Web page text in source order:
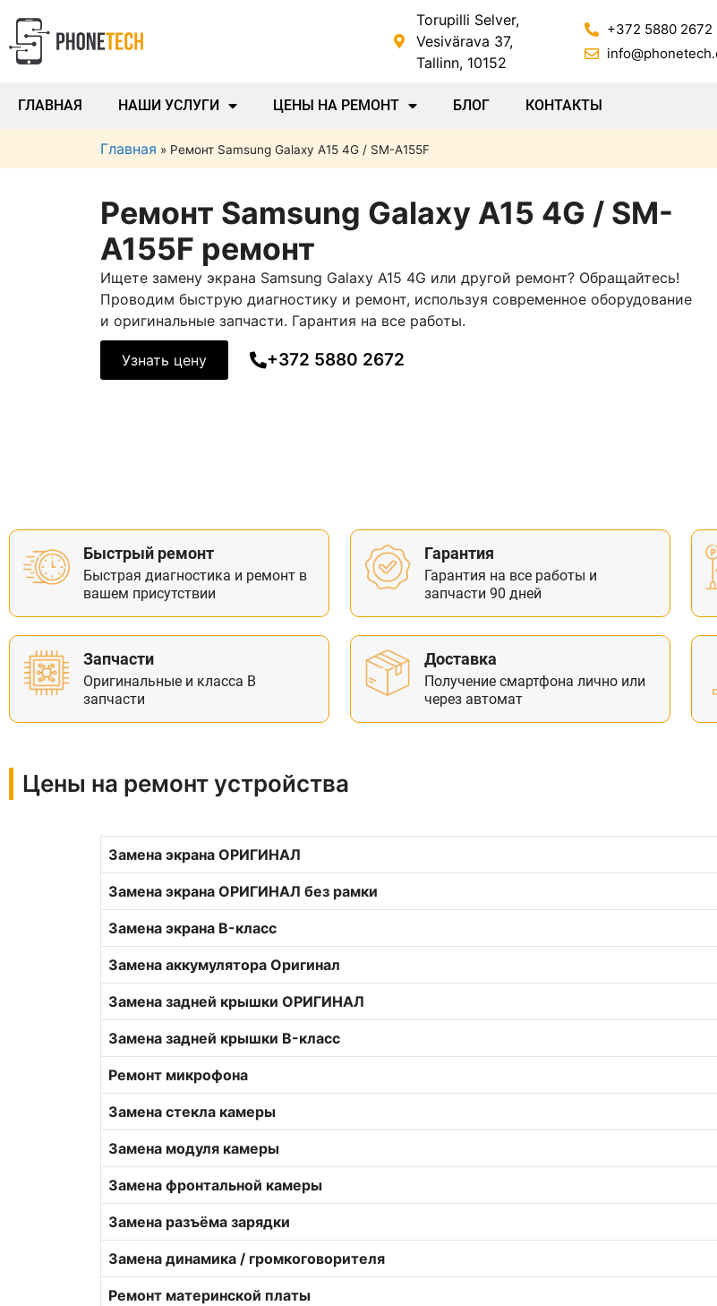
Torupilli Selver,
Vesivärava 37,
Tallinn, 10152
+372 5880 2672
ГЛАВНАЯ НАШИ УСЛУГИ ЦЕНЫ НА РЕМОНТ БЛОГ КОНТАКТЫ
Главная » Ремонт Samsung Galaxy A15 4G / SM-A155F
Ремонт Samsung Galaxy A15 4G / SM-
A155F ремонт
Ищете замену экрана Samsung Galaxy A15 4G или другой ремонт? Обращайтесь!
Проводим быструю диагностику и ремонт, используя современное оборудование
и оригинальные запчасти. Гарантия на все работы.
Узнать цену +372 5880 2672
Быстрый ремонт
Быстрая диагностика и ремонт в
вашем присутствии
Гарантия
Гарантия на все работы и
запчасти 90 дней
Запчасти
Оригинальные и класса В
запчасти
Доставка
Получение смартфона лично или
через автомат
Цены на ремонт устройства
Замена экрана ОРИГИНАЛ
Замена экрана ОРИГИНАЛ без рамки
Замена экрана B-класс
Замена аккумулятора Оригинал
Замена задней крышки ОРИГИНАЛ
Замена задней крышки B-класс
Ремонт микрофона
Замена стекла камеры
Замена модуля камеры
Замена фронтальной камеры
Замена разъёма зарядки
Замена динамика / громкоговорителя
Ремонт материнской платы